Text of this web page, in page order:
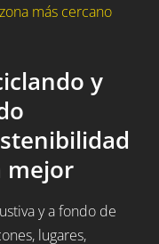
más cercano
y
mejor
y a fondo de
lugares,